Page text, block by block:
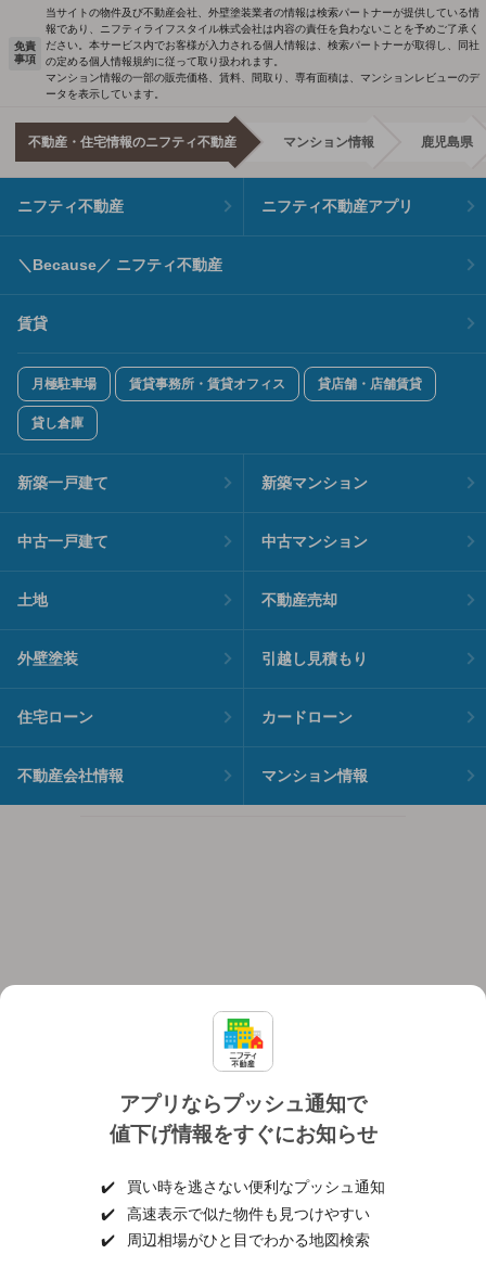
アプリならプッシュ通知で
値下げ情報をすぐにお知らせ
✔️
買い時を逃さない便利なプッシュ通知
✔️
高速表示で似た物件も見つけやすい
✔️
周辺相場がひと目でわかる地図検索
免責
事項
当サイトの物件及び不動産会社、外壁塗装業者の情報は検索パートナーが提供している情
報であり、ニフティライフスタイル株式会社は内容の責任を負わないことを予めご了承く
ださい。本サービス内でお客様が入力される個人情報は、検索パートナーが取得し、同社
の定める個人情報規約に従って取り扱われます。
マンション情報の一部の販売価格、賃料、間取り、専有面積は、マンションレビューのデ
ータを表示しています。
不動産・住宅情報のニフティ不動産 マンション情報 鹿児島県
ニフティ不動産 ニフティ不動産アプリ
＼Because／ ニフティ不動産
賃貸
月極駐車場 賃貸事務所・賃貸オフィス 貸店舗・店舗賃貸
貸し倉庫
新築一戸建て 新築マンション
中古一戸建て 中古マンション
土地 不動産売却
外壁塗装 引越し見積もり
住宅ローン カードローン
不動産会社情報 マンション情報
個人情報保護ポリシー 利用規約
ヘルプ・お問い合わせ 採用情報